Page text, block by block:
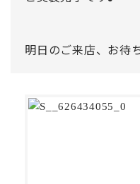
明日のご来店、お待